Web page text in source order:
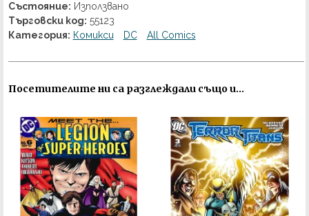
Състояние: Използвано
Търговски код: 55123
Категория: Комикси DC All Comics
Посетителите ни са разглеждали също и...